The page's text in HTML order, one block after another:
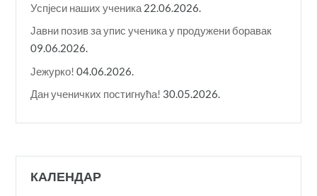
Успјеси наших ученика 22.06.2026.
Јавни позив за упис ученика у продужени боравак
09.06.2026.
Јежурко! 04.06.2026.
Дан ученичких постигнућа! 30.05.2026.
КАЛЕНДАР